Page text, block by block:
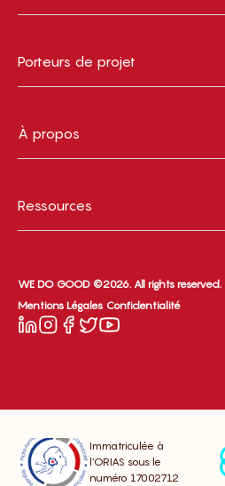
Porteurs de projet
À propos
Ressources
WE DO GOOD ©2026. All rights reserved.
Mentions Légales Confidentialité
Immatriculée à
l’ORIAS sous le
numéro 17002712